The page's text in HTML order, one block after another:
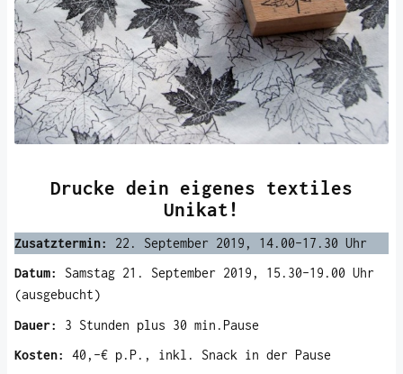
Drucke dein eigenes textiles
Unikat!
Zusatztermin:
22. September 2019, 14.00-17.30 Uhr
Datum:
Samstag 21. September 2019, 15.30-19.00 Uhr
(ausgebucht)
Dauer:
3 Stunden plus 30 min.Pause
Kosten:
40,-€ p.P., inkl. Snack in der Pause